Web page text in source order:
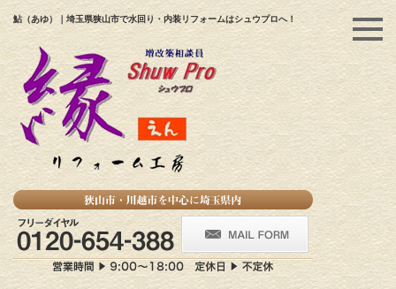
鮎（あゆ）｜埼玉県狭山市で水回り・内装リフォームはシュウプロへ！